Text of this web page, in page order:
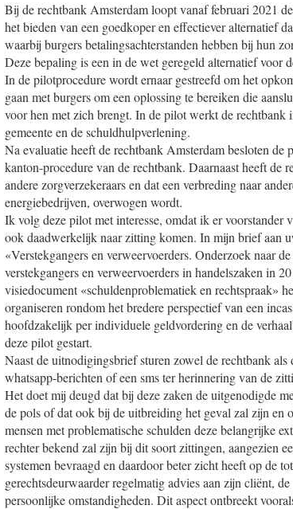
Bij de rechtbank Amsterdam loopt vanaf februari 2021
het bieden van een goedkoper en effectiever alternatief
waarbij burgers betalingsachterstanden hebben bij hun
Deze bepaling is een in de wet geregeld alternatief voor
In de pilotprocedure wordt ernaar gestreefd om het
gaan met burgers om een oplossing te bereiken die
voor hen met zich brengt. In de pilot werkt de rechtbank
gemeente en de schuldhulpverlening.
Na evaluatie heeft de rechtbank Amsterdam besloten
kanton-procedure van de rechtbank. Daarnaast heeft de
andere zorgverzekeraars en dat een verbreding naar
energiebedrijven, overwogen wordt.
Ik volg deze pilot met interesse, omdat ik er voorstander
ook daadwerkelijk naar zitting komen. In mijn brief aan
«Verstekgangers en verweervoerders. Onderzoek naar
verstekgangers en verweervoerders in handelszaken in
visiedocument «schuldenproblematiek en rechtspraak»
organiseren rondom het bredere perspectief van een
hoofdzakelijk per individuele geldvordering en de
deze pilot gestart.
Naast de uitnodigingsbrief sturen zowel de rechtbank
whatsapp-berichten of een sms ter herinnering van de
Het doet mij deugd dat bij deze zaken de uitgenodigde
de pols of dat ook bij de uitbreiding het geval zal zijn en
mensen met problematische schulden deze belangrijke
rechter bekend zal zijn bij dit soort zittingen, aangezien
systemen bevraagd en daardoor beter zicht heeft op de
gerechtsdeurwaarder regelmatig advies aan zijn cliënt,
persoonlijke omstandigheden. Dit aspect ontbreekt